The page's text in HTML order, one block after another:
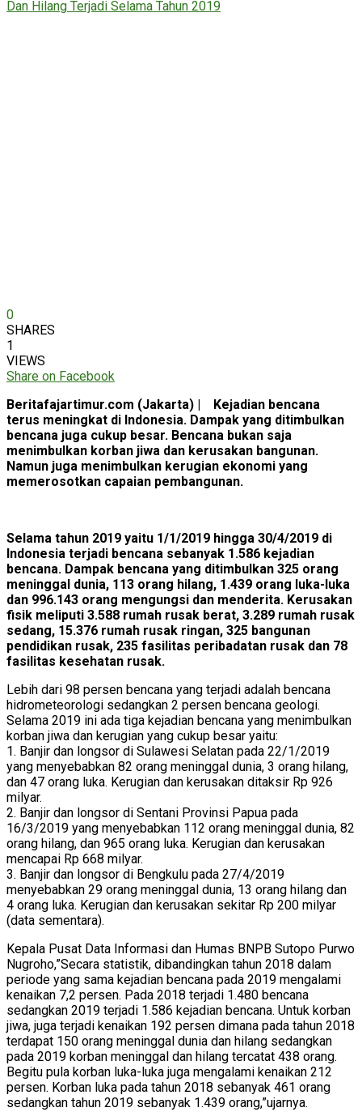
0
SHARES
1
VIEWS
Share on Facebook
Beritafajartimur.com (Jakarta) | Kejadian bencana
terus meningkat di Indonesia. Dampak yang ditimbulkan
bencana juga cukup besar. Bencana bukan saja
menimbulkan korban jiwa dan kerusakan bangunan.
Namun juga menimbulkan kerugian ekonomi yang
memerosotkan capaian pembangunan.
Selama tahun 2019 yaitu 1/1/2019 hingga 30/4/2019 di
Indonesia terjadi bencana sebanyak 1.586 kejadian
bencana. Dampak bencana yang ditimbulkan 325 orang
meninggal dunia, 113 orang hilang, 1.439 orang luka-luka
dan 996.143 orang mengungsi dan menderita. Kerusakan
fisik meliputi 3.588 rumah rusak berat, 3.289 rumah rusak
sedang, 15.376 rumah rusak ringan, 325 bangunan
pendidikan rusak, 235 fasilitas peribadatan rusak dan 78
fasilitas kesehatan rusak.
Lebih dari 98 persen bencana yang terjadi adalah bencana
hidrometeorologi sedangkan 2 persen bencana geologi.
Selama 2019 ini ada tiga kejadian bencana yang menimbulkan
korban jiwa dan kerugian yang cukup besar yaitu:
1. Banjir dan longsor di Sulawesi Selatan pada 22/1/2019
yang menyebabkan 82 orang meninggal dunia, 3 orang hilang,
dan 47 orang luka. Kerugian dan kerusakan ditaksir Rp 926
milyar.
2. Banjir dan longsor di Sentani Provinsi Papua pada
16/3/2019 yang menyebabkan 112 orang meninggal dunia, 82
orang hilang, dan 965 orang luka. Kerugian dan kerusakan
mencapai Rp 668 milyar.
3. Banjir dan longsor di Bengkulu pada 27/4/2019
menyebabkan 29 orang meninggal dunia, 13 orang hilang dan
4 orang luka. Kerugian dan kerusakan sekitar Rp 200 milyar
(data sementara).
Kepala Pusat Data Informasi dan Humas BNPB Sutopo Purwo
Nugroho,”Secara statistik, dibandingkan tahun 2018 dalam
periode yang sama kejadian bencana pada 2019 mengalami
kenaikan 7,2 persen. Pada 2018 terjadi 1.480 bencana
sedangkan 2019 terjadi 1.586 kejadian bencana. Untuk korban
jiwa, juga terjadi kenaikan 192 persen dimana pada tahun 2018
terdapat 150 orang meninggal dunia dan hilang sedangkan
pada 2019 korban meninggal dan hilang tercatat 438 orang.
Begitu pula korban luka-luka juga mengalami kenaikan 212
persen. Korban luka pada tahun 2018 sebanyak 461 orang
sedangkan tahun 2019 sebanyak 1.439 orang,”ujarnya.